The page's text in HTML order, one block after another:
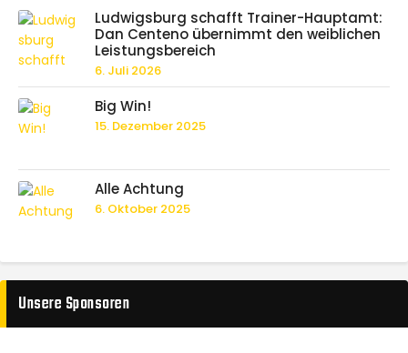
Ludwigsburg schafft Trainer-Hauptamt:
Dan Centeno übernimmt den weiblichen
Leistungsbereich
6. Juli 2026
Big Win!
15. Dezember 2025
Alle Achtung
6. Oktober 2025
Unsere Sponsoren